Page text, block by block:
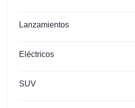
Lanzamientos
Eléctricos
SUV